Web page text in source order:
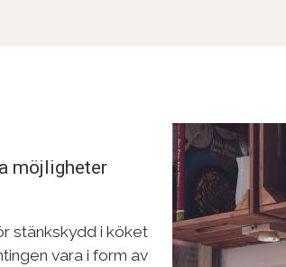
möjligheter
stänkskydd i köket
vara i form av